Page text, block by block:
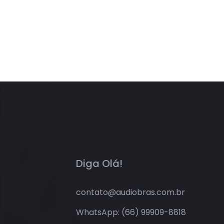
Diga Olá!
contato@audiobras.com.br
WhatsApp: (66) 99909-8818